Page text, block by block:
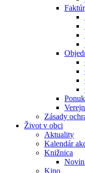
Zásady
Život v obci
Aktuality
Kalendár
Knižnica
Kino